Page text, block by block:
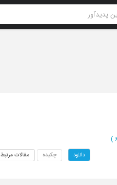
)
دانلود چکیده مقالات مرتبط